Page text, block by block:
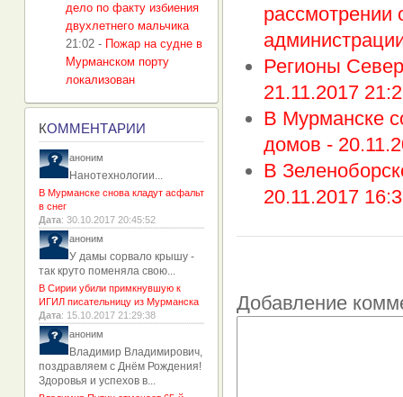
рассмотрении
Регионы
21.11.2017
В Мурманске
домов -
В
20.11.2017
Добавление
дело по факту избиения
двухлетнего мальчика
21:02 - Пожар на судне в
Мурманском порту
локализован
КОММЕНТАРИИ
аноним
Нанотехнологии...
В Мурманске снова кладут асфальт
в снег
Дата: 30.10.2017 20:45:52
аноним
У дамы сорвало крышу -
так круто поменяла свою...
В Сирии убили примкнувшую к
ИГИЛ писательницу из Мурманска
Дата: 15.10.2017 21:29:38
аноним
Владимир Владимирович,
поздравляем с Днём Рождения!
Здоровья и успехов в...